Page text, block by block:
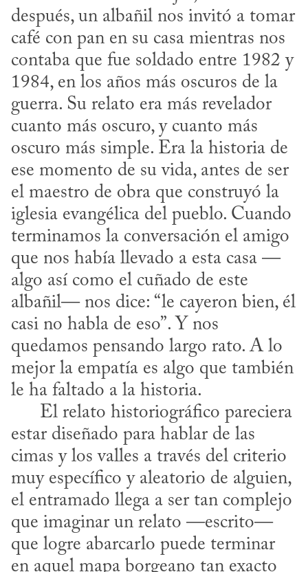
después, un albañil nos invitó a tomar
café con pan en su casa mientras nos
contaba que fue soldado entre 1982 y
1984, en los años más oscuros de la
guerra. Su relato era más revelador
cuanto más oscuro, y cuanto más
oscuro más simple. Era la historia de
ese momento de su vida, antes de ser
el maestro de obra que construyó la
iglesia evangélica del pueblo. Cuando
terminamos la conversación el amigo
que nos había llevado a esta casa —
algo así como el cuñado de este
albañil— nos dice: “le cayeron bien, él
casi no habla de eso”. Y nos
quedamos pensando largo rato. A lo
mejor la empatía es algo que también
le ha faltado a la historia.
estar diseñado para hablar de las
cimas y los valles a través del criterio
muy específico y aleatorio de alguien,
el entramado llega a ser tan complejo
que imaginar un relato —escrito—
que logre abarcarlo puede terminar
en aquel mapa borgeano tan exacto